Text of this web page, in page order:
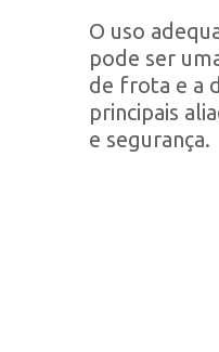
O uso
pode ser
de frota e a
principais
e segurança.